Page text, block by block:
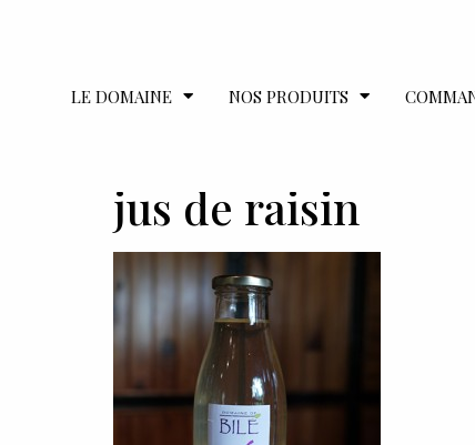
LE DOMAINE NOS PRODUITS
jus de raisin